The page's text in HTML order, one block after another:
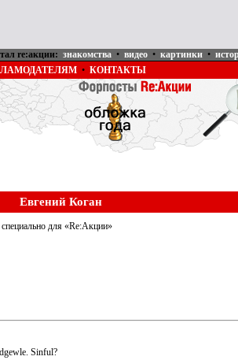
re:акции: знакомства • видео • картинки •
• КОНТАКТЫ
Евгений Коган
для «Re:Акции»
Sinful?